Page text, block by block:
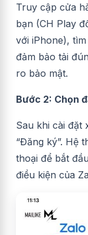
Truy cập cửa
bạn (CH Play
với iPhone),
đảm bảo tải
ro bảo mật.
Bước 2: Chọn
Sau khi cài đặt
“Đăng ký”. Hệ
thoại để bắt
điều kiện của